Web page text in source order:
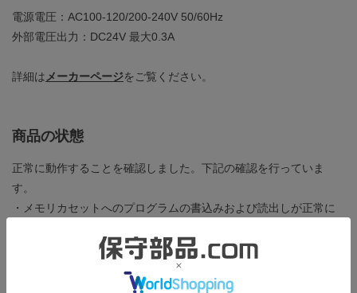
電源電圧：AC100-120/200-240V 50/60Hz
外部電圧出力：DC24V 最大0.3A
詳細はメーカーページをご覧ください。
商品の状態
正常に動作することを確認しました。下記の確認を行っていま
す。
・メモリカセットへのプログラムの書込みおよび読出しが正常に
・プログラムを運転させてエラーが出ないこと。
・1.7Aの負荷をかけた状態で、本製品から他のユニットにDC5Vが
正常に供給されること。